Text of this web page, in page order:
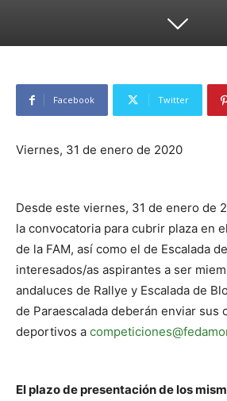
Facebook Twitter
Viernes, 31 de enero de 2020
Desde este viernes, 31 de enero de
la convocatoria para cubrir plaza en
de la FAM, así como el de Escalada
interesados/as aspirantes a ser
andaluces de Rallye y Escalada de
de Paraescalada deberán enviar sus
deportivos a
El plazo de presentación de los